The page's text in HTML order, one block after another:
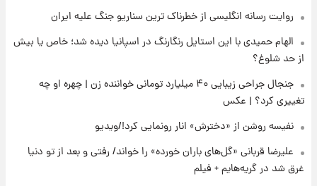
روایت رسانه انگلیسی از خطرناک ترین سناریو جنگ علیه ایران
الهام حمیدی با این استایل رنگارنگ در اسپانیا دیده شد؛ خاص یا بیش
از حد شلوغ؟
جنجال جراحی زیبایی ۴۰ میلیارد تومانی خواننده زن | چهره او چه
تغییری کرد؟ | عکس
نفیسه روشن از «دخترش» انار رونمایی کرد!/ویدیو
علیرضا قربانی «گل‌های باران خورده» را خواند/ رفتی و بعد از تو دنیا
غرق شد در گریه‌هایم + فیلم